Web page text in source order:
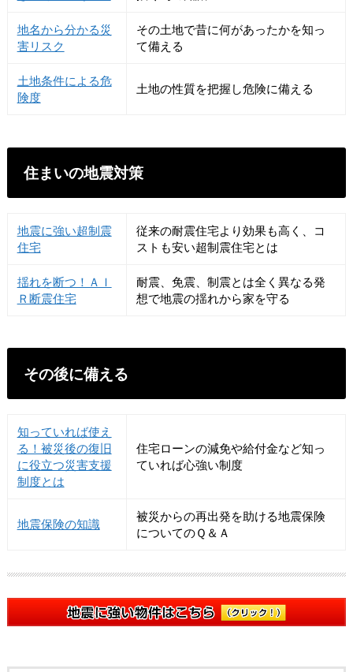
地名から分かる災
害リスク
その土地で昔に何があったかを知っ
て備える
土地条件による危
険度
土地の性質を把握し危険に備える
住まいの地震対策
地震に強い超制震
住宅
従来の耐震住宅より効果も高く、コ
ストも安い超制震住宅とは
揺れを断つ！ＡＩ
Ｒ断震住宅
耐震、免震、制震とは全く異なる発
想で地震の揺れから家を守る
その後に備える
知っていれば使え
る！被災後の復旧
に役立つ災害支援
制度とは
住宅ローンの減免や給付金など知っ
ていれば心強い制度
地震保険の知識
被災からの再出発を助ける地震保険
についてのＱ＆Ａ